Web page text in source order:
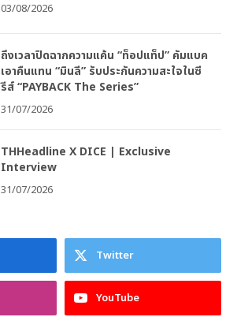
03/08/2026
ถึงเวลาปิดฉากความแค้น “ท็อปแท็ป” คัมแบค
เอาคืนแทน “มินลี” รับประกันความสะใจในซี
รีส์ “PAYBACK The Series”
31/07/2026
THHeadline X DICE | Exclusive
Interview
31/07/2026
Twitter
YouTube